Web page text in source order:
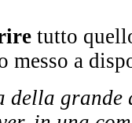
tutto
messo a
della